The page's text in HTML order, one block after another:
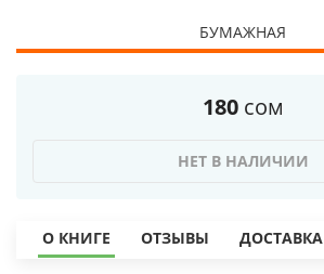
БУМАЖНАЯ
180 сом
НЕТ В НАЛИЧИИ
О КНИГЕ ОТЗЫВЫ ДОСТАВКА